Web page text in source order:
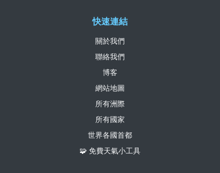
快速連結
關於我們
聯絡我們
博客
網站地圖
所有洲際
所有國家
世界各國首都
🧩 免費天氣小工具